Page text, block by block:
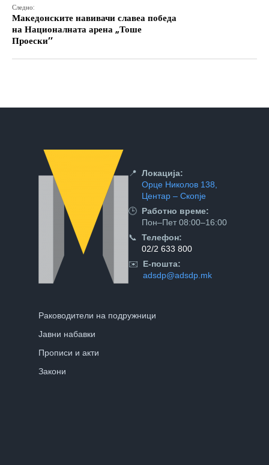
Следно:
Македонските навивачи славеа победа
на Националната арена „Тоше
Проески’’
📍 Локација:
Орце Николов 138,
Центар – Скопје
🕒 Работно време:
Пон–Пет 08:00–16:00
📞 Телефон:
02/2 633 800
✉️
Е-пошта:
adsdp@adsdp.mk
Раководители на подружници
Јавни набавки
Прописи и акти
Закони